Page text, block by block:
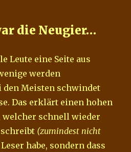
die Neugier…
Leute eine Seite aus
werden
den Meisten schwindet
Das erklärt einen hohen
welcher schnell wieder
(zumindest nicht
habe, sondern dass